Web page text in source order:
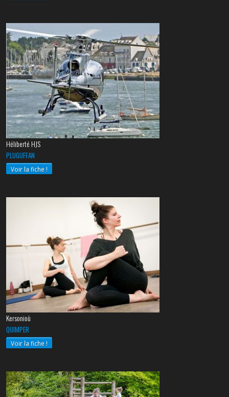
Héliberté HJS
PLUGUFFAN
Voir la fiche !
Kersonioù
QUIMPER
Voir la fiche !